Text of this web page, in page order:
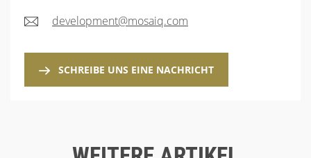
development@mosaiq.com
SCHREIBE UNS EINE NACHRICHT